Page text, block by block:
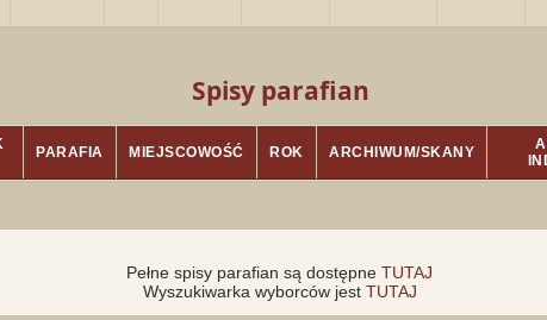
Spisy parafian
PARAFIA MIEJSCOWOŚĆ ROK ARCHIWUM/SKANY
Pełne spisy parafian są dostępneTUTAJ
Wyszukiwarka wyborców jest TUTAJ